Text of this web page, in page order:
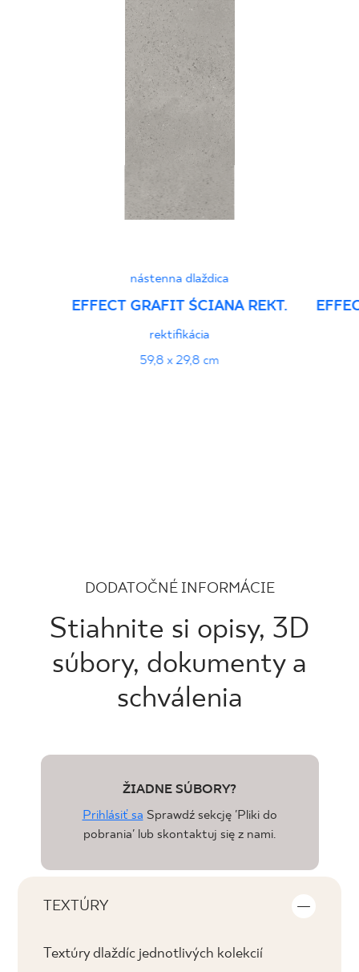
nástenna dlaždica
EFFECT GRAFIT ŚCIANA REKT.
rektifikácia
59,8 x 29,8 cm
DODATOČNÉ INFORMÁCIE
Stiahnite si opisy, 3D
súbory, dokumenty a
schválenia
ŽIADNE SÚBORY?
Prihlásiť sa Sprawdź sekcję 'Pliki do
pobrania' lub skontaktuj się z nami.
TEXTÚRY
Textúry dlaždíc jednotlivých kolekcií